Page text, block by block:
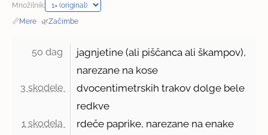
Množilnik:
📏Mere · 🌿Začimbe
50 dag
jagnjetine (ali piščanca ali škampov),
narezane na kose
3 skodele
dvocentimetrskih trakov dolge bele
redkve
1 skodela
rdeče paprike, narezane na enake